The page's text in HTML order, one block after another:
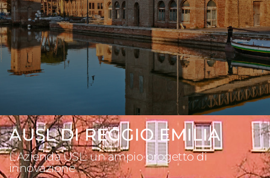
AUSL DI REGGIO EMILIA
L'Azienda USL: un ampio progetto di
innovazione